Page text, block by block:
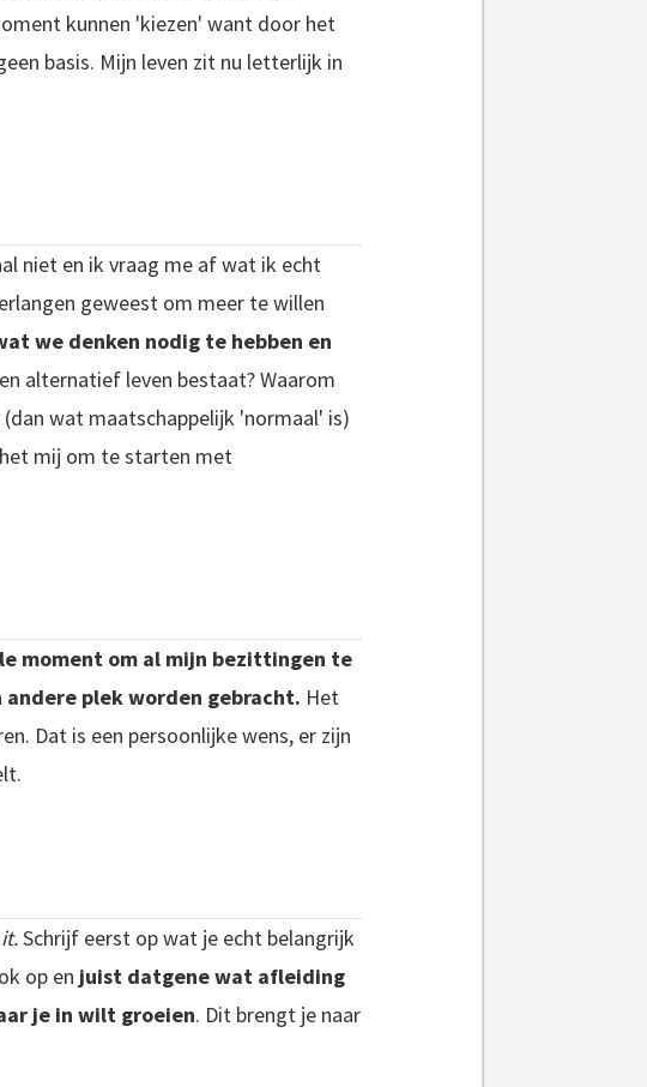
kunnen 'kiezen' want door het
basis. Mijn leven zit nu letterlijk in
niet en ik vraag me af wat ik echt
geweest om meer te willen
we denken nodig te hebben en
alternatief leven bestaat? Waarom
wat maatschappelijk 'normaal' is)
mij om te starten met
moment om al mijn bezittingen te
plek worden gebracht. Het
Dat is een persoonlijke wens, er zijn
Schrijf eerst op wat je echt belangrijk
op en juist datgene wat afleiding
je in wilt groeien. Dit brengt je naar